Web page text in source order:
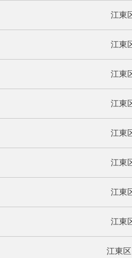
江東
江東
江東
江東
江東
江東
江東
江東
江東